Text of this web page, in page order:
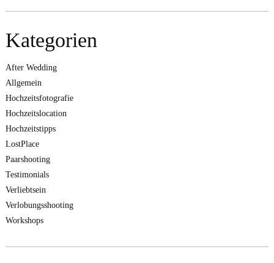
Kategorien
After Wedding
Allgemein
Hochzeitsfotografie
Hochzeitslocation
Hochzeitstipps
LostPlace
Paarshooting
Testimonials
Verliebtsein
Verlobungsshooting
Workshops